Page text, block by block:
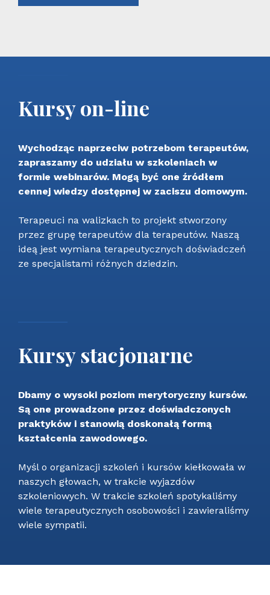
Kursy on-line
Wychodząc naprzeciw potrzebom terapeutów,
zapraszamy do udziału w szkoleniach w
formie webinarów. Mogą być one źródłem
cennej wiedzy dostępnej w zaciszu domowym.
Terapeuci na walizkach to projekt stworzony
przez grupę terapeutów dla terapeutów. Naszą
ideą jest wymiana terapeutycznych doświadczeń
ze specjalistami różnych dziedzin.
Kursy stacjonarne
Dbamy o wysoki poziom merytoryczny kursów.
Są one prowadzone przez doświadczonych
praktyków i stanowią doskonałą formą
kształcenia zawodowego.
Myśl o organizacji szkoleń i kursów kiełkowała w
naszych głowach, w trakcie wyjazdów
szkoleniowych. W trakcie szkoleń spotykaliśmy
wiele terapeutycznych osobowości i zawieraliśmy
wiele sympatii.